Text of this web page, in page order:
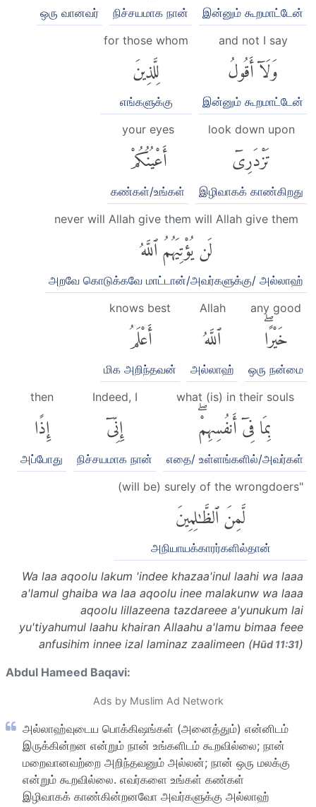
இன்னும் கூறமாட்டேன்
நிச்சயமாக நான்
ஒரு வானவர்
and not I say
وَلَآ أَقُولُ
இன்னும் கூறமாட்டேன்
for those whom
لِلَّذِينَ
எங்களுக்கு
look down upon
تَزْدَرِىٓ
இழிவாகக் காண்கிறது
your eyes
أَعْيُنُكُمْ
கண்கள்/உங்கள்
never will Allah give them will Allah give them
لَن يُؤْتِيَهُمُ ٱللَّهُ
அறவே கொடுக்கவே மாட்டான்/அவர்களுக்கு/ அல்லாஹ்
any good
خَيْرًاۖ
ஒரு நன்மை
Allah
ٱللَّهُ
அல்லாஹ்
knows best
أَعْلَمُ
மிக அறிந்தவன்
what (is) in their souls
بِمَا فِىٓ أَنفُسِهِمْۖ
எதை/ உள்ளங்களில்/அவர்கள்
Indeed, I
إِنِّىٓ
நிச்சயமாக நான்
then
إِذًا
அப்போது
(will be) surely of the wrongdoers"
لَّمِنَ ٱلظَّٰلِمِينَ
அநியாயக்காரர்களில்தான்
Wa laa aqoolu lakum 'indee khazaa'inul laahi wa laaa
a'lamul ghaiba wa laa aqoolu inee malakunw wa laaa
aqoolu lillazeena tazdareee a'yunukum lai
yu'tiyahumul laahu khairan Allaahu a'lamu bimaa feee
anfusihim innee izal laminaz zaalimeen (Hūd 11:31)
Abdul Hameed Baqavi:
Ads by Muslim Ad Network
அல்லாஹ்வுடைய பொக்கிஷங்கள் (அனைத்தும்) என்னிடம்
இருக்கின்றன என்றும் நான் உங்களிடம் கூறவில்லை; நான்
மறைவானவற்றை அறிந்தவனும் அல்லன்; நான் ஒரு மலக்கு
என்றும் கூறவில்லை. எவர்களை உங்கள் கண்கள்
இழிவாகக் காண்கின்றனவோ அவர்களுக்கு அல்லாஹ்